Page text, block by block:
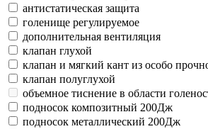
антистатическая защита
голенище регулируемое
дополнительная вентиляция
клапан глухой
клапан и мягкий кант из особо
клапан полуглухой
объемное тиснение в области
подносок композитный 200Дж
подносок металлический 200Дж